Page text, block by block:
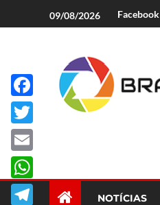
09/08/2026 Facebook
NOTÍCIAS
Facebook
Twitter
Email
WhatsApp